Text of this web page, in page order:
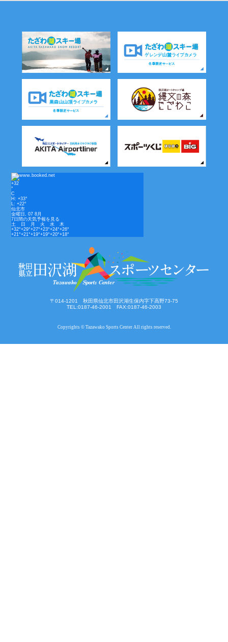
+32
°
C
H:+33°
L:+22°
仙北市
金曜日, 07 8月
7日間の天気予報を見る
土
日 月 火 水
木
+32°+29°+27°+23°+24°+26°
+21°+21°+19°+19°+20°+18°
〒014-1201 秋田県仙北市田沢湖生保内字下高野73-75
TEL:0187-46-2001 FAX:0187-46-2003
Copyrights © Tazawako Sports Center All rights reserved.